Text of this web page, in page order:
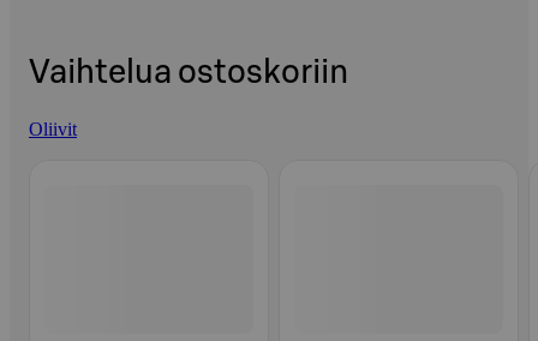
Vaihtelua ostoskoriin
Oliivit